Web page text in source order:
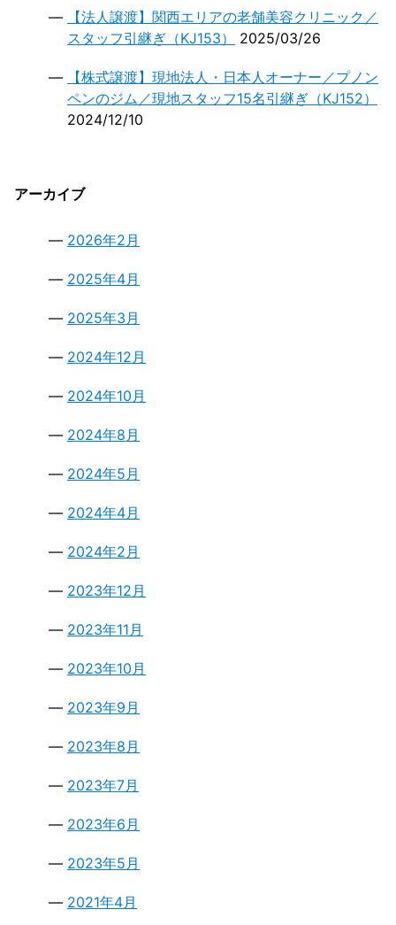
【法人譲渡】関西エリアの老舗美容クリニック／
スタッフ引継ぎ（KJ153）
2025/03/26
【株式譲渡】現地法人・日本人オーナー／プノン
ペンのジム／現地スタッフ15名引継ぎ（KJ152）
2024/12/10
アーカイブ
2026年2月
2025年4月
2025年3月
2024年12月
2024年10月
2024年8月
2024年5月
2024年4月
2024年2月
2023年12月
2023年11月
2023年10月
2023年9月
2023年8月
2023年7月
2023年6月
2023年5月
2021年4月